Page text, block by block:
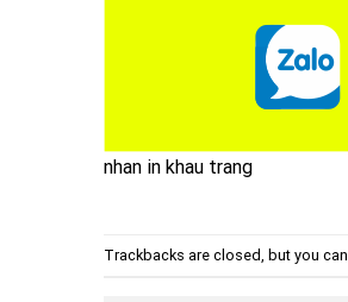
nhan in khau trang
Trackbacks are closed, but you can